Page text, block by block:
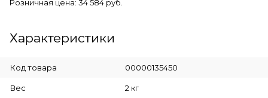
Розничная цена: 34 584 руб.
Характеристики
Код товара 00000135450
Вес 2 кг